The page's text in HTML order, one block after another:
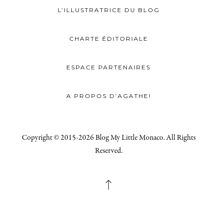
L’ILLUSTRATRICE DU BLOG
CHARTE ÉDITORIALE
ESPACE PARTENAIRES
A PROPOS D’AGATHE!
Copyright © 2015-2026 Blog My Little Monaco. All Rights
Reserved.